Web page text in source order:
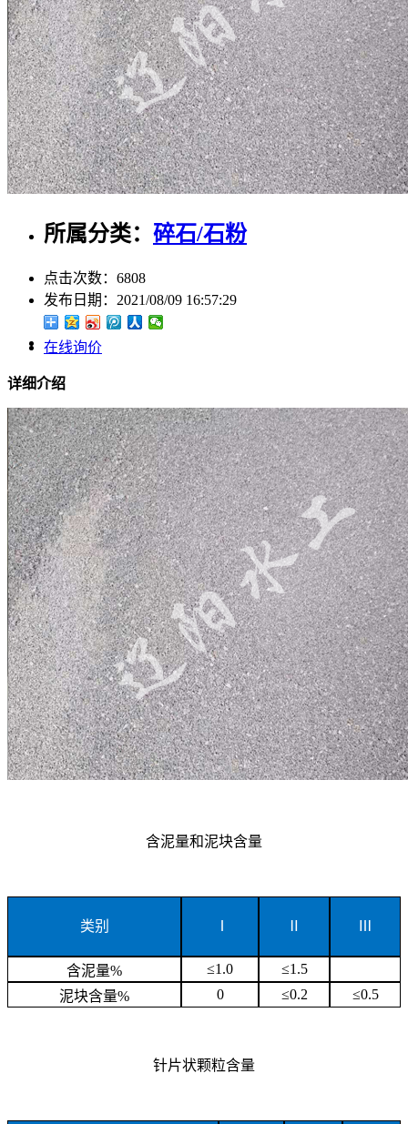
所属分类： 碎石/石粉
点击次数： 6808
发布日期： 2021/08/09 16:57:29
在线询价
详细介绍
含泥量和泥块含量
类别
含泥量% ≤1.0
≤1.5
泥块含量%
0 ≤0.2 ≤0.5
针片状颗粒含量